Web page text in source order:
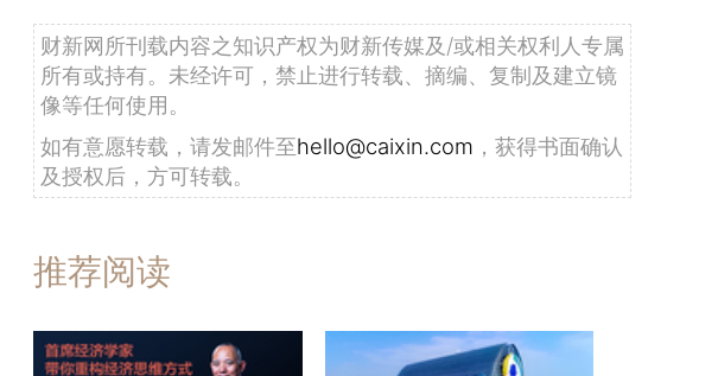
财新网所刊载内容之知识产权为财新传媒及/或相关权利人专属
所有或持有。未经许可，禁止进行转载、摘编、复制及建立镜
像等任何使用。
如有意愿转载，请发邮件至hello@caixin.com ，获得书面确认
及授权后，方可转载。
推荐阅读